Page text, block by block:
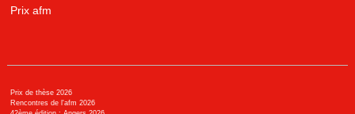
Prix afm
Prix de thèse 2026
Rencontres de l'afm 2026